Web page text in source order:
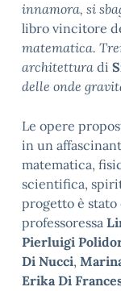
innamora, si
libro vincitore
matematica.
architettura di
delle onde
Le opere
in un
matematica,
scientifica,
progetto è
professoressa
Pierluigi
Di Nucci,
Erika Di